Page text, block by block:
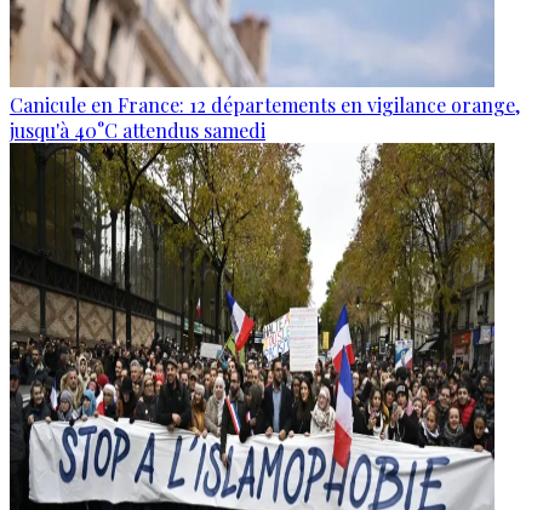
Canicule en France: 12 départements en vigilance orange,
jusqu'à 40°C attendus samedi